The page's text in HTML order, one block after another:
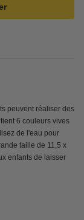
peuvent réaliser des
6 couleurs vives
de l'eau pour
taille de 11,5 x
enfants de laisser